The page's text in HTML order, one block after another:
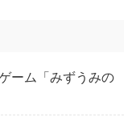
ーム「みずうみの